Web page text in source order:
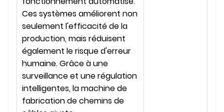
Ces systèmes améliorent non
seulement l'efficacité de la
production, mais réduisent
également le risque d'erreur
humaine. Grâce à une
surveillance et une régulation
intelligentes, la machine de
fabrication de chemins de